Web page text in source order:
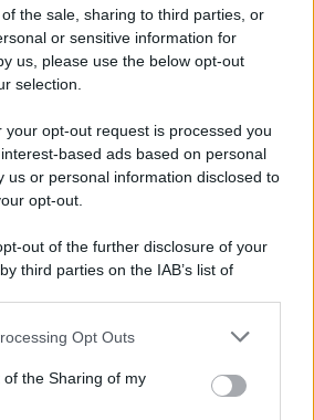
the sale, sharing to third parties, or
or sensitive information for
us, please use the below opt-out
selection.
your opt-out request is processed you
based ads based on personal
us or personal information disclosed to
opt-out.
out of the further disclosure of your
third parties on the IAB’s list of
be disclosed by us to third parties
parties.
Opt Outs
the Sharing of my
- P.IVA 04827280654 - Testata
Di Nocera Inferiore N. 8/2020 - RG N.
N. 35792 – ISCRITTA ALL’ANSO
NAZIONALE STAMPA ONLINE)
PREFERENZE PRIVACY